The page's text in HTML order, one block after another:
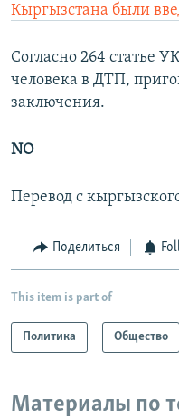
Кыргызстана были
Согласно 264 статье
человека в ДТП,
заключения.
NO
Перевод с
Поделиться
This item is part of
Политика Общество
Материалы по